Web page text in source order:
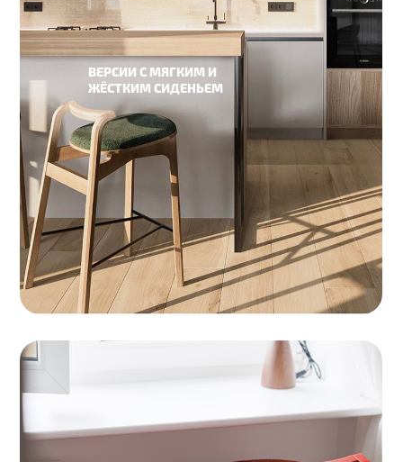
RAL6013
RAL9005
ЭМАЛЬ
Чёрный
Коньяк
Антик
Белёное
ТОНИРОВАНИЕ
Дуб